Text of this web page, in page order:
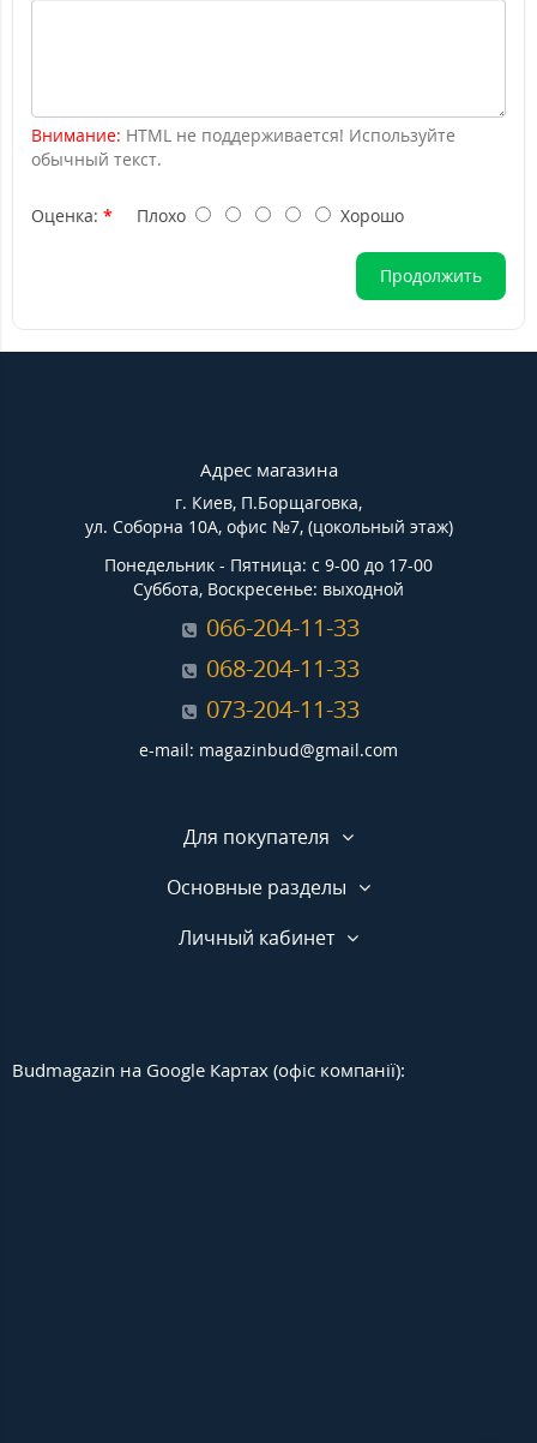
Внимание: HTML не поддерживается! Используйте
обычный текст.
Оценка: Плохо Хорошо
Продолжить
Адрес магазина
г. Киев, П.Борщаговка,
ул. Соборна 10А, офис №7, (цокольный этаж)
Понедельник - Пятница: с 9-00 до 17-00
Суббота, Воскресенье: выходной
066-204-11-33
068-204-11-33
073-204-11-33
e-mail: magazinbud@gmail.com
Для покупателя
Основные разделы
Личный кабинет
Budmagazin на Google Картах (офіс компанії):